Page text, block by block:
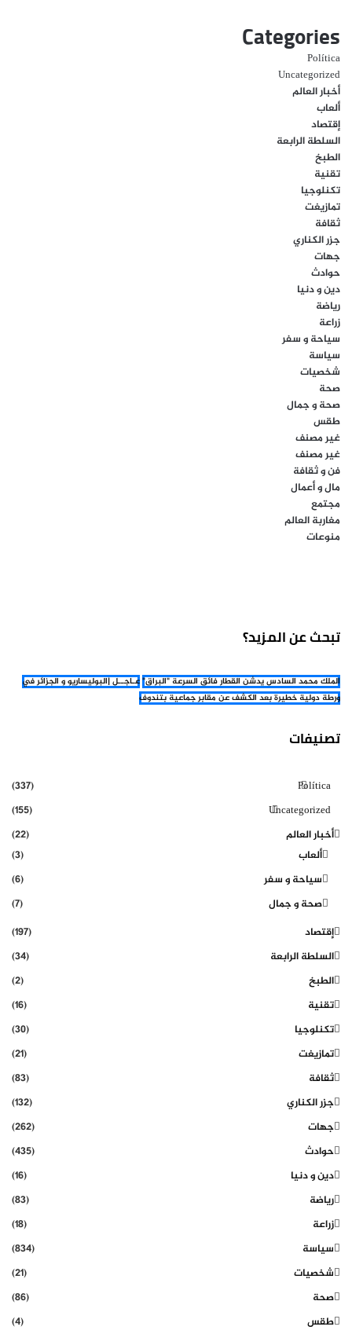
Categories
Política
Uncategorized
أخبار العالم
ألعاب
إقتصاد
السلطة الرابعة
الطبخ
تقنية
تكنلوجيا
تمازيغت
ثقافة
جزر الكناري
جهات
حوادث
دين و دنيا
رياضة
زراعة
سياحة و سفر
سياسة
شخصيات
صحة
صحة و جمال
طقس
غير مصنف
غير مصنف
فن و ثقافة
مال و أعمال
مجتمع
مغاربة العالم
منوعات
تبحث عن المزيد؟
الملك محمد السادس يدشن القطار فائق السرعة "البراق"عـاجــل |البوليساريو و الجزائر في
ورطة دولية خطيرة بعد الكشف عن مقابر جماعية بتندوف
تصنيفات
Política
(337)
Uncategorized
(155)
أخبار العالم
(22)
ألعاب
(3)
سياحة و سفر
(6)
صحة و جمال
(7)
إقتصاد
(197)
السلطة الرابعة
(34)
الطبخ
(2)
تقنية
(16)
تكنلوجيا
(30)
تمازيغت
(21)
ثقافة
(83)
جزر الكناري
(132)
جهات
(262)
حوادث
(435)
دين و دنيا
(16)
رياضة
(83)
زراعة
(18)
سياسة
(834)
شخصيات
(21)
صحة
(86)
طقس
(4)